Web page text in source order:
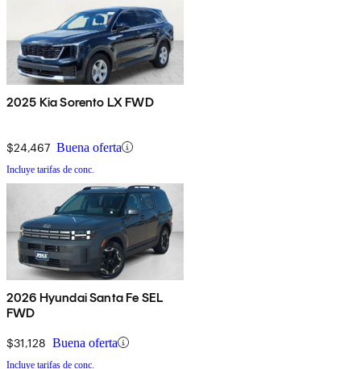
2025 Kia Sorento LX FWD
$24,467 Buena oferta
Incluye tarifas de conc.
2026 Hyundai Santa Fe SEL
FWD
$31,128 Buena oferta
Incluye tarifas de conc.